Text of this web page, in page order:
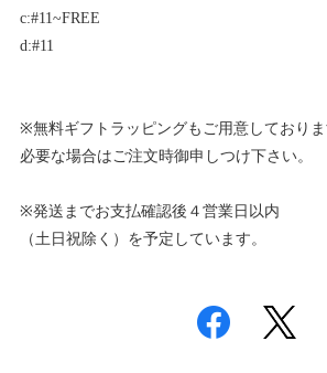
c:#11~FREE
d:#11
※無料ギフトラッピングもご用意しておりま
必要な場合はご注文時御申しつけ下さい。
※発送までお支払確認後４営業日以内
（土日祝除く）を予定しています。